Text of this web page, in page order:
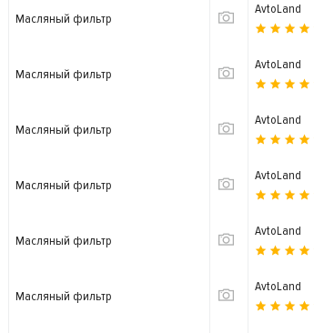
Масляный фильтр
AvtoLand
Масляный фильтр
AvtoLand
Масляный фильтр
AvtoLand
Масляный фильтр
AvtoLand
Масляный фильтр
AvtoLand
Масляный фильтр
AvtoLand